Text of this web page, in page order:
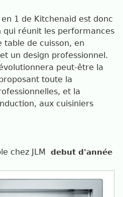
1 de Kitchenaid est donc
qui réunit les performances
table de cuisson, en
un design professionnel.
peut-être la
toute la
et la
aux cuisiniers
chez JLMdebut d'année